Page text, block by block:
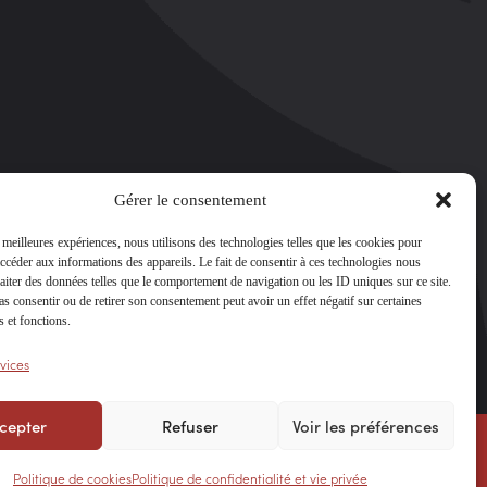
Gérer le consentement
expériences, nous utilisons des technologies telles que les cookies pour
aux informations des appareils. Le fait de consentir à ces technologies nous
des données telles que le comportement de navigation ou les ID uniques sur ce site.
consentir ou de retirer son consentement peut avoir un effet négatif sur certaines
et fonctions.
Refuser Voir les préférences
Politique de cookiesPolitique de confidentialité et vie privée
portails en métal–tôles trapézoïdales–
en acier–feuilles de métal pour toiture–
–tôles nervurées–portails coulissants
–tôle laquée–poteaux de clôture en
revêtement de toit en aluminium–clôtures
clôtures
clôtures de sécurité résidentielles
en métal
de toit en acier inoxydable